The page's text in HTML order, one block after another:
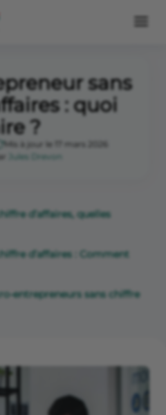
sans
: quoi
?
Mis à jour le 17 mars 2026
Jules Drevon
d’affaires, quelles
d’affaires : Comment
entrepreneurs sans chiffre